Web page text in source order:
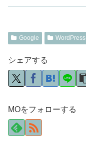
Google WordPress
シェアする
MOをフォローする